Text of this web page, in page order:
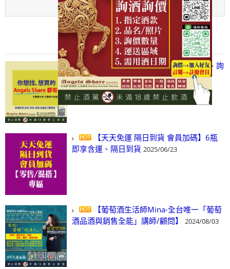
Menu
總覽-促銷&活動
all events
【凡酒問Angels Share】線上選酒、詢
(尋)酒、詢價、零售、批發，看這裡!
2024/03/01
【天天免運 隔日到貨 會員加碼】6瓶
即享含運、隔日到貨 2025/06/23
【葡萄酒生活師Mina-全台唯一「葡萄
酒品酒與銷售全能」講師/顧問】
2024/08/03